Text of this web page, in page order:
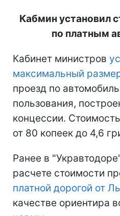
Кабмин установил
по платным
Кабинет министров
максимальный
проезд по
пользования,
концессии.
от 80 копеек до 4,6
Ранее в
расчете стоимости
платной дорогой от
качестве ориентира